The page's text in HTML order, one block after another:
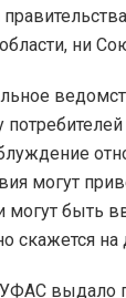
ни
могут
могут быть
скажется
выдало